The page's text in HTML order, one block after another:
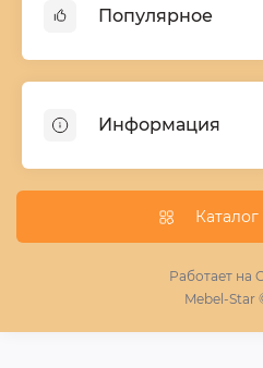
Популярное
Шкафы купе ширина 90-
Комоды из дерева
Кухни
Информация
Условия поставки мебели
Фотопечать для шкафа
Пескоструй
Работает на
Mebel-Star